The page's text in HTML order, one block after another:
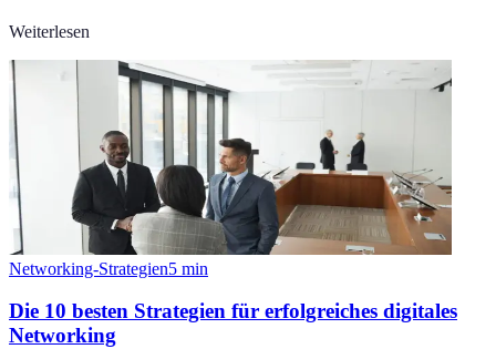
Weiterlesen
Networking-Strategien5 min
Die 10 besten Strategien für erfolgreiches digitales
Networking